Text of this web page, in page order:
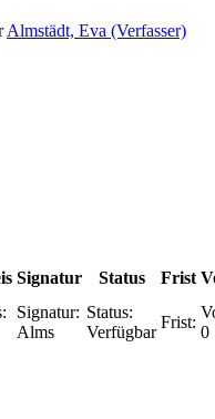
Almstädt, Eva (Verfasser)
Signatur Status Frist
Signatur:
Alms
Status:
Verfügbar
Frist:
0